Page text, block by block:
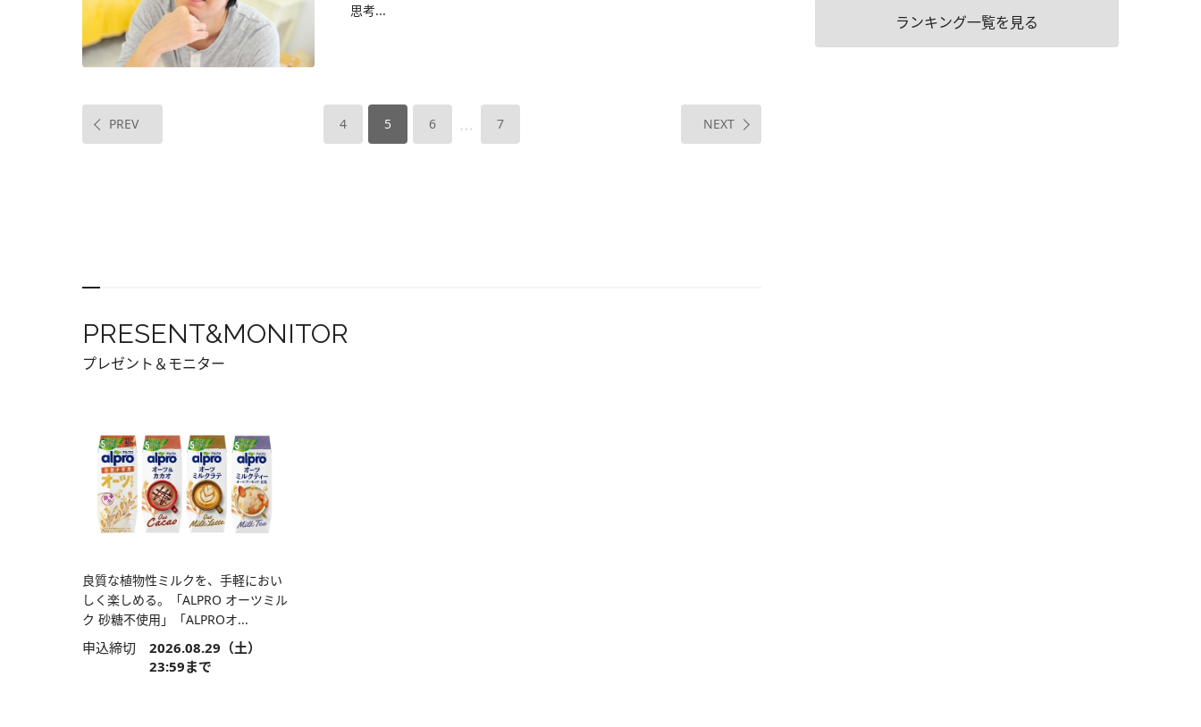
思考...
PREV 4 5 6 … 7 NEXT
PRESENT&MONITOR
プレゼント＆モニター
良質な植物性ミルクを、手軽におい
しく楽しめる。「ALPRO オーツミル
ク 砂糖不使用」「ALPROオ...
申込締切 2026.08.29（土）
23:59まで
ランキング一覧を見る